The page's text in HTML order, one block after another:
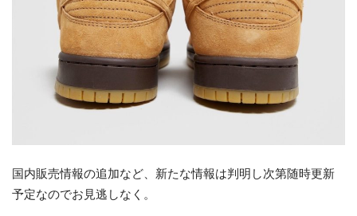
国内販売情報の追加など、新たな情報は判明し次第随時更新
予定なのでお見逃しなく。